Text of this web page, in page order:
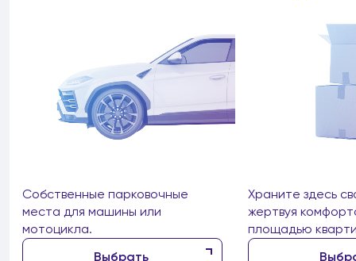
Собственные парковочные
места для машины или
мотоцикла.
Выбрать
Храните здесь
жертвуя
площадью